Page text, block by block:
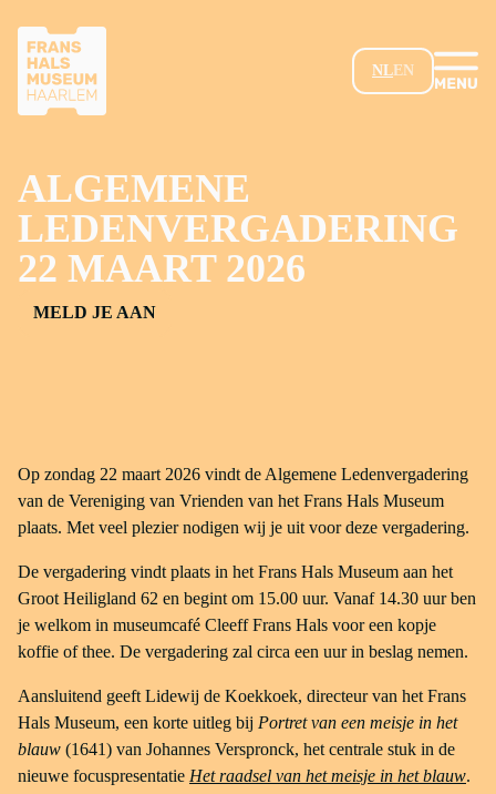
GA NAAR HOOFDINHOUD
NLEN
ALGEMENE
LEDENVERGADERING
22 MAART 2026
MELD JE AAN
Op zondag 22 maart 2026 vindt de Algemene Ledenvergadering
van de Vereniging van Vrienden van het Frans Hals Museum
plaats. Met veel plezier nodigen wij je uit voor deze vergadering.
De vergadering vindt plaats in het Frans Hals Museum aan het
Groot Heiligland 62 en begint om 15.00 uur. Vanaf 14.30 uur ben
je welkom in museumcafé Cleeff Frans Hals voor een kopje
koffie of thee. De vergadering zal circa een uur in beslag nemen.
Aansluitend geeft Lidewij de Koekkoek, directeur van het Frans
Hals Museum, een korte uitleg bij Portret van een meisje in het
blauw (1641) van Johannes Verspronck, het centrale stuk in de
nieuwe focuspresentatie Het raadsel van het meisje in het blauw.